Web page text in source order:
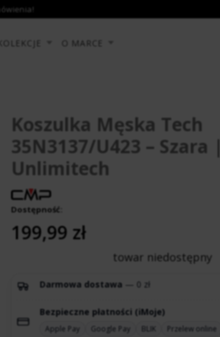
O MARCE
Koszulka Męska Tech
35N3137/U423 – Szara |
Unlimitech
Dostępność:
199,99 zł
towar niedostępny
Darmowa dostawa — 0 zł
Bezpieczne płatności (iMoje)
Apple Pay Google Pay BLIK Przelew online